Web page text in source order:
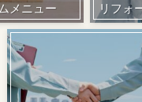
メニュー リフォ